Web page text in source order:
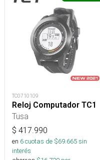
TC0710109
Reloj Computador TC1
Tusa
$ 417.990
en 6cuotas de $69.665sin
interés